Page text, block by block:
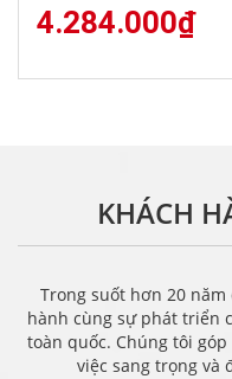
4.284.000₫
KHÁCH
Trong suốt hơn 20
hành cùng sự phát triển
toàn quốc. Chúng tôi
việc sang trọng và